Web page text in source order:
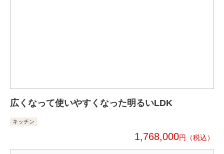
広くなって使いやすくなった明るいLDK
キッチン
1,768,000円